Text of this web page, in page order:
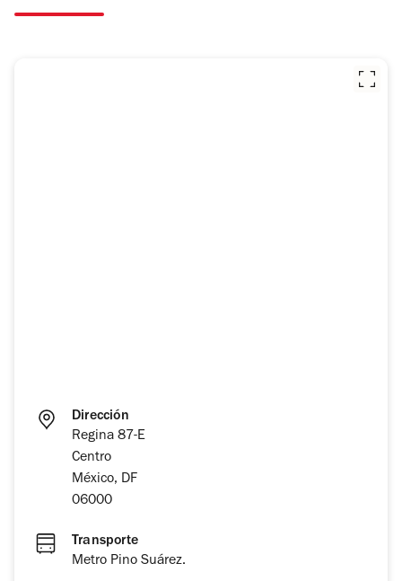
Dirección
Regina 87-E
Centro
México, DF
06000
Transporte
Metro Pino Suárez.